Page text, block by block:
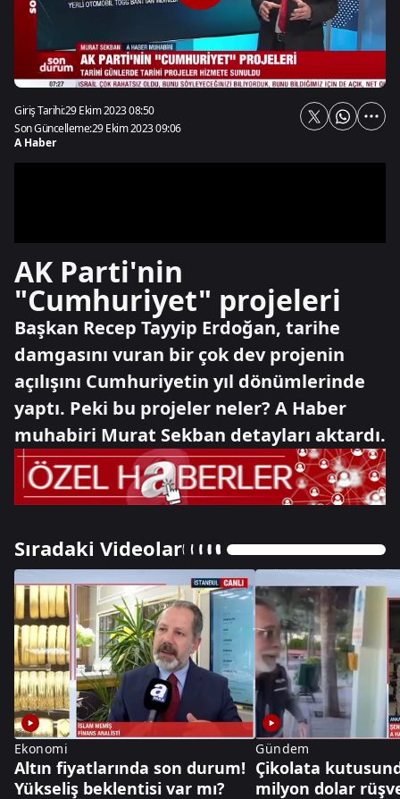
Giriş Tarihi:29 Ekim 2023 08:50
Son Güncelleme:29 Ekim 2023 09:06
A Haber
AK Parti'nin
"Cumhuriyet" projeleri
Başkan Recep Tayyip Erdoğan, tarihe
damgasını vuran bir çok dev projenin
açılışını Cumhuriyetin yıl dönümlerinde
yaptı. Peki bu projeler neler? A Haber
muhabiri Murat Sekban detayları aktardı.
Sıradaki Videolar
Ekonomi
Altın fiyatlarında son durum!
Yükseliş beklentisi var mı?
Gündem
Çikolata
milyon dolar